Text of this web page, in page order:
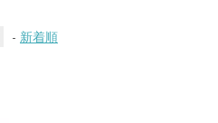
- 新着順